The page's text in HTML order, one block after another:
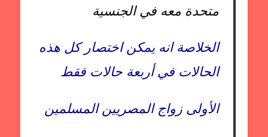
متحدة معه في الجنسية
الخلاصة انه يمكن اختصار كل هذه
الحالات في أربعة حالات فقط
الأولى زواج المصريين المسلمين